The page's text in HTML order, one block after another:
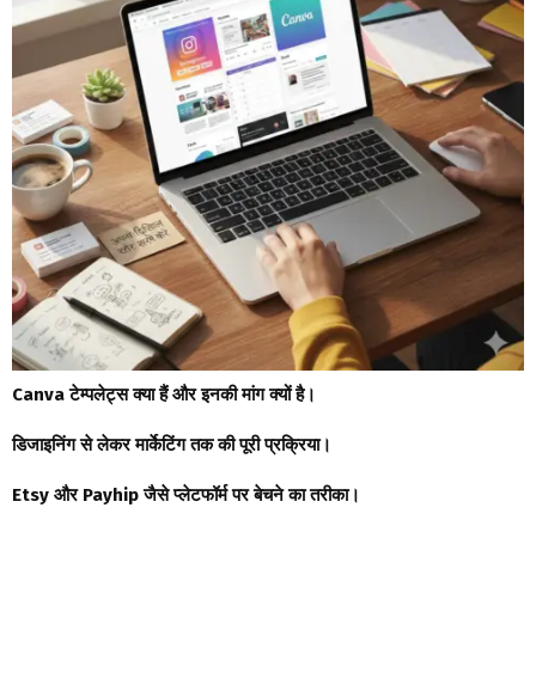
Canva टेम्पलेट्स क्या हैं और इनकी मांग क्यों है।
डिजाइनिंग से लेकर मार्केटिंग तक की पूरी प्रक्रिया।
Etsy और Payhip जैसे प्लेटफॉर्म पर बेचने का तरीका।